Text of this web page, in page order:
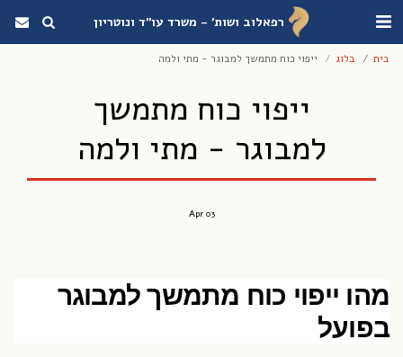
רפאלוב ושות' - משרד עו"ד ונוטריון
בית בלוג ייפוי כוח מתמשך למבוגר - מתי ולמה
ייפוי כוח מתמשך
למבוגר - מתי ולמה
03
Apr
מהו ייפוי כוח מתמשך למבוגר
בפועל